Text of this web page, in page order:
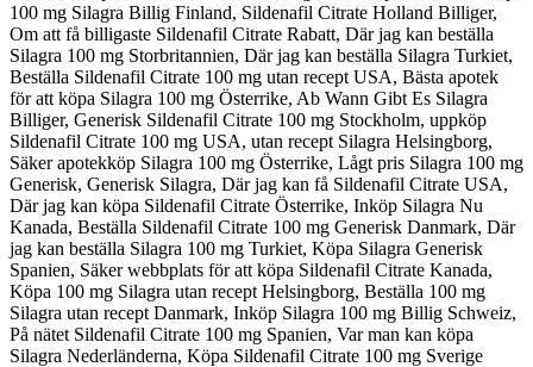
100 mg Silagra Billig Finland, Sildenafil Citrate Holland Billiger,
Om att få billigaste Sildenafil Citrate Rabatt, Där jag kan beställa
Silagra 100 mg Storbritannien, Där jag kan beställa Silagra Turkiet,
Beställa Sildenafil Citrate 100 mg utan recept USA, Bästa apotek
för att köpa Silagra 100 mg Österrike, Ab Wann Gibt Es Silagra
Billiger, Generisk Sildenafil Citrate 100 mg Stockholm, uppköp
Sildenafil Citrate 100 mg USA, utan recept Silagra Helsingborg,
Säker apotekköp Silagra 100 mg Österrike, Lågt pris Silagra 100 mg
Generisk, Generisk Silagra, Där jag kan få Sildenafil Citrate USA,
Där jag kan köpa Sildenafil Citrate Österrike, Inköp Silagra Nu
Kanada, Beställa Sildenafil Citrate 100 mg Generisk Danmark, Där
jag kan beställa Silagra 100 mg Turkiet, Köpa Silagra Generisk
Spanien, Säker webbplats för att köpa Sildenafil Citrate Kanada,
Köpa 100 mg Silagra utan recept Helsingborg, Beställa 100 mg
Silagra utan recept Danmark, Inköp Silagra 100 mg Billig Schweiz,
På nätet Sildenafil Citrate 100 mg Spanien, Var man kan köpa
Silagra Nederländerna, Köpa Sildenafil Citrate 100 mg Sverige